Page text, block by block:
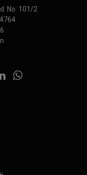
No: 101/2
LinkedInWhatsApp